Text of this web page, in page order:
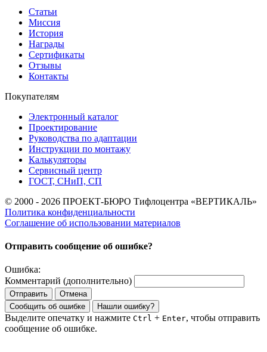
Статьи
Миссия
История
Награды
Сертификаты
Отзывы
Контакты
Покупателям
Электронный каталог
Проектирование
Руководства по адаптации
Инструкции по монтажу
Калькуляторы
Сервисный центр
ГОСТ, СНиП, СП
© 2000 - 2026 ПРОЕКТ-БЮРО Тифлоцентра «ВЕРТИКАЛЬ»
Политика конфиденциальности
Соглашение об использовании материалов
Отправить сообщение об ошибке?
Ошибка:
Комментарий (дополнительно)
Отправить
Отмена
Сообщить об ошибке
Нашли ошибку?
Выделите опечатку и нажмите Ctrl + Enter, чтобы отправить
сообщение об ошибке.